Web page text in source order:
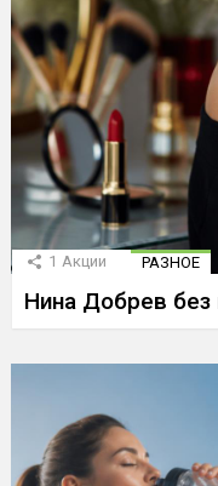
1 Акции РАЗНОЕ
Нина Добрев